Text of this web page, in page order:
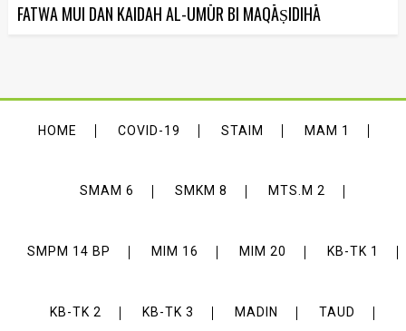
FATWA MUI DAN KAIDAH AL-UMŪR BI MAQĀṢIDIHĀ
HOME COVID-19 STAIM MAM 1
SMAM 6 SMKM 8 MTS.M 2
SMPM 14 BP MIM 16 MIM 20 KB-TK 1
KB-TK 2 KB-TK 3 MADIN TAUD